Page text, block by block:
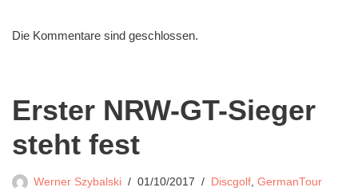
Die Kommentare sind geschlossen.
Erster NRW-GT-Sieger
steht fest
Werner Szybalski 01/10/2017 Discgolf, GermanTour